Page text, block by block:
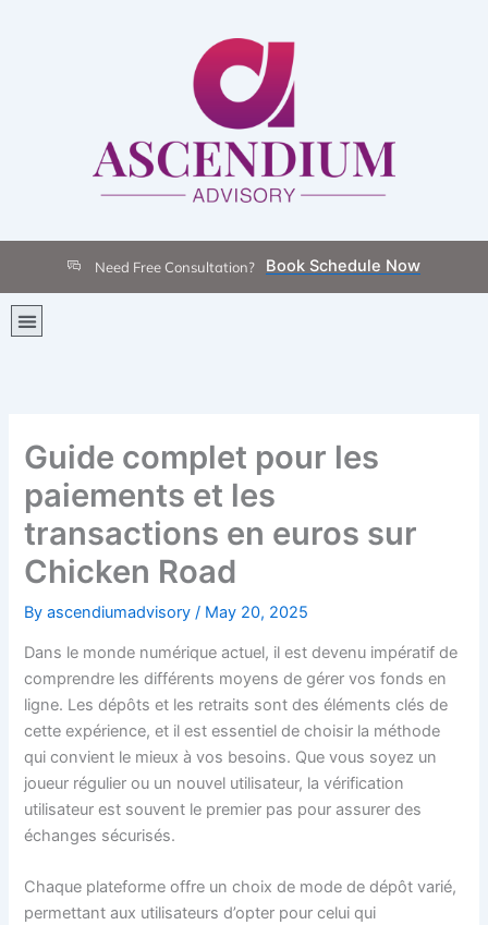
Need Free Consultation? Book Schedule Now
Menu
Guide complet pour les
paiements et les
transactions en euros sur
Chicken Road
Byascendiumadvisory / May 20, 2025
Dans le monde numérique actuel, il est devenu impératif de
comprendre les différents moyens de gérer vos fonds en
ligne. Les dépôts et les retraits sont des éléments clés de
cette expérience, et il est essentiel de choisir la méthode
qui convient le mieux à vos besoins. Que vous soyez un
joueur régulier ou un nouvel utilisateur, la vérification
utilisateur est souvent le premier pas pour assurer des
échanges sécurisés.
Chaque plateforme offre un choix de mode de dépôt varié,
permettant aux utilisateurs d’opter pour celui qui